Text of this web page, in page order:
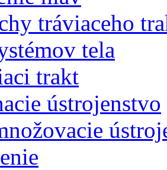
tráviaceho
tela
trakt
ústrojenstvo